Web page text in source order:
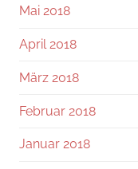
Mai 2018
April 2018
März 2018
Februar 2018
Januar 2018